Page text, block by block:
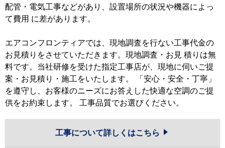
配管・電気工事などがあり、設置場所の状況や機器によっ
て費用 に差があります。
エアコンフロンティアでは、現地調査を行ない工事代金の
お見積りをさせていただきます。現地調査・お見 積りは無
料です。当社研修を受けた指定工事店が、現地に伺いご提
案・お見積り・施工をいたします。 「安心・安全・丁寧」
を遵守し、お客様のニーズにお答えした快適な空調のご提
供をお約束します。 工事品質でお選びください。
工事について詳しくはこちら